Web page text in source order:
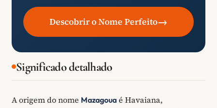
Descobrir o Nome Perfeito→
Significado detalhado
A origem do nome Mazagoua é Havaiana,